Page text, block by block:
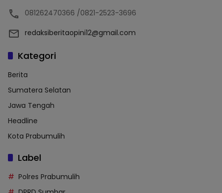
081262470366 /0821-2523-3696
redaksiberitaopini12@gmail.com
Kategori
Berita
Sumatera Selatan
Jawa Tengah
Headline
Kota Prabumulih
Label
Polres Prabumulih